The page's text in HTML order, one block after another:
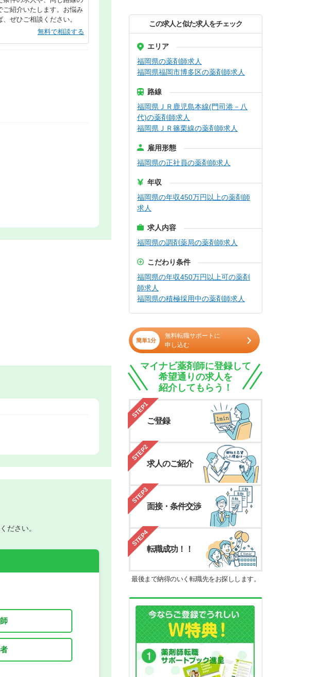
ご紹介いたします。お悩み
ぜひご相談ください。
無料で相談する
ださい。
必須 希望の働き方
正社員
パート(週4日～5日)
この求人と似た求人をチェック
エリア
福岡県の薬剤師求人
福岡県福岡市博多区の薬剤師求人
路線
福岡県ＪＲ鹿児島本線(門司港－八
代)の薬剤師求人
福岡県ＪＲ篠栗線の薬剤師求人
雇用形態
福岡県の正社員の薬剤師求人
年収
福岡県の年収450万円以上の薬剤師
求人
求人内容
福岡県の調剤薬局の薬剤師求人
こだわり条件
福岡県の年収450万円以上可の薬剤
師求人
福岡県の積極採用中の薬剤師求人
簡単1分
無料転職サポートに
申し込む
マイナビ薬剤師に登録して
希望通りの求人を
紹介してもらう！
STEP1
ご登録
STEP2
求人のご紹介
STEP3
面接・条件交渉
STEP4
転職成功！！
最後まで納得のいく転職先をお探しします。